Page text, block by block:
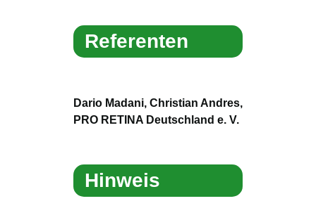
Referenten
Dario Madani, Christian Andres,
PRO RETINA Deutschland e. V.
Hinweis